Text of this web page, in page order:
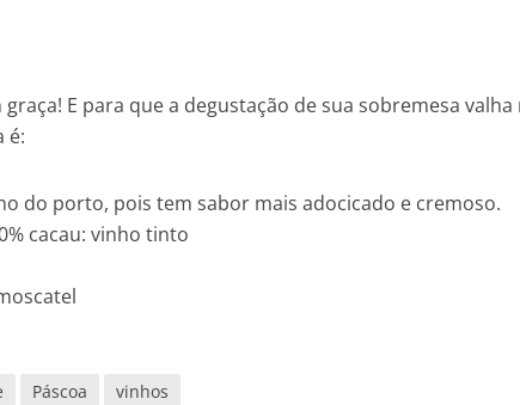
E para que a degustação de sua sobremesa valha
é:
do porto, pois tem sabor mais adocicado e cremoso.
cacau: vinho tinto
Páscoa vinhos